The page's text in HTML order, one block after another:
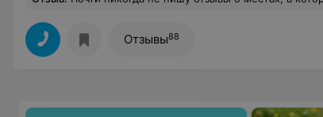
Отзывы88